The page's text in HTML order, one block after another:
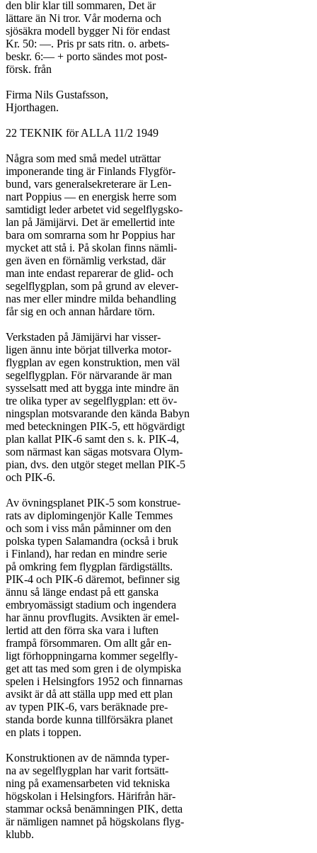
den blir klar till sommaren, Det är
lättare än Ni tror. Vår moderna och
sjösäkra modell bygger Ni för endast
Kr. 50: —. Pris pr sats ritn. o. arbets-
beskr. 6:— + porto sändes mot post-
försk. från
Firma Nils Gustafsson,
Hjorthagen.
22 TEKNIK för ALLA 11/2 1949
Några som med små medel uträttar
imponerande ting är Finlands Flygför-
bund, vars generalsekreterare är Len-
nart Poppius — en energisk herre som
samtidigt leder arbetet vid segelflygsko-
lan på Jämijärvi. Det är emellertid inte
bara om somrarna som hr Poppius har
mycket att stå i. På skolan finns nämli-
gen även en förnämlig verkstad, där
man inte endast reparerar de glid- och
segelflygplan, som på grund av elever-
nas mer eller mindre milda behandling
får sig en och annan hårdare törn.
Verkstaden på Jämijärvi har visser-
ligen ännu inte börjat tillverka motor-
flygplan av egen konstruktion, men väl
segelflygplan. För närvarande är man
sysselsatt med att bygga inte mindre än
tre olika typer av segelflygplan: ett öv-
ningsplan motsvarande den kända Babyn
med beteckningen PIK-5, ett högvärdigt
plan kallat PIK-6 samt den s. k. PIK-4,
som närmast kan sägas motsvara Olym-
pian, dvs. den utgör steget mellan PIK-5
och PIK-6.
Av övningsplanet PIK-5 som konstrue-
rats av diplomingenjör Kalle Temmes
och som i viss mån påminner om den
polska typen Salamandra (också i bruk
i Finland), har redan en mindre serie
på omkring fem flygplan färdigställts.
PIK-4 och PIK-6 däremot, befinner sig
ännu så länge endast på ett ganska
embryomässigt stadium och ingendera
har ännu provflugits. Avsikten är emel-
lertid att den förra ska vara i luften
frampå försommaren. Om allt går en-
ligt förhoppningarna kommer segelfly-
get att tas med som gren i de olympiska
spelen i Helsingfors 1952 och finnarnas
avsikt är då att ställa upp med ett plan
av typen PIK-6, vars beräknade pre-
standa borde kunna tillförsäkra planet
en plats i toppen.
Konstruktionen av de nämnda typer-
na av segelflygplan har varit fortsätt-
ning på examensarbeten vid tekniska
högskolan i Helsingfors. Härifrån här-
stammar också benämningen PIK, detta
är nämligen namnet på högskolans flyg-
klubb.